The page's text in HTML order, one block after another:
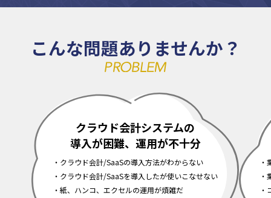
こんな問題ありませんか？
クラウド会計システムの
導入が困難、運用が不十分
クラウド会計/SaaSの導入方法がわからない
クラウド会計/SaaSを導入したが使いこなせない
紙、ハンコ、エクセルの運用が煩雑だ